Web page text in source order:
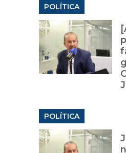
POLÍTICA
POLÍTICA